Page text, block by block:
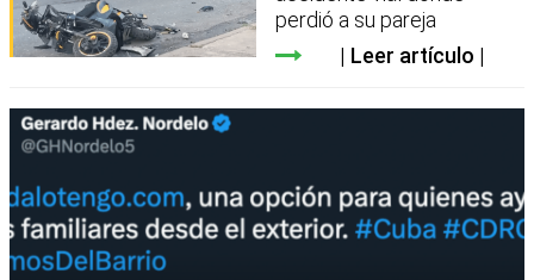
perdió a su pareja
Leer artículo